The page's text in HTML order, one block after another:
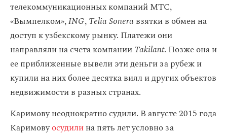
телекоммуникационных компаний МТС,
«Вымпелком»,ING,Telia Sonera взятки в обмен на
доступ к узбекскому рынку. Платежи они
направляли на счета компанииTakilant. Позже она и
ее приближенные вывели эти деньги за рубеж и
купили на них более десятка вилл и других объектов
недвижимости в разных странах.
Каримову неоднократно судили. В августе 2015 года
Каримовуосудилина пять лет условно за